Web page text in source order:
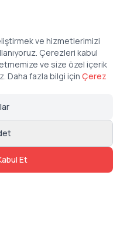
ve hizmetlerimizi
Çerezleri kabul
etmemize ve size özel içerik
Daha fazla bilgi için Çerez
Et